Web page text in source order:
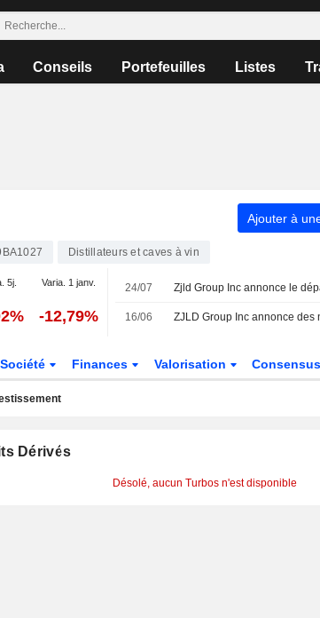
Conseils Portefeuilles Listes
Ajouter à
Distillateurs et caves à vin
5j. Varia. 1 janv.
-12,79%
24/07
16/06
Société Finances Valorisation Consensus
Dérivés
Désolé, aucun Turbos n'est disponible